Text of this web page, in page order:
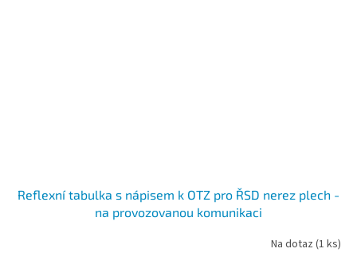
Reflexní tabulka s nápisem k OTZ pro ŘSD nerez plech -
na provozovanou komunikaci
Na dotaz (1 ks)